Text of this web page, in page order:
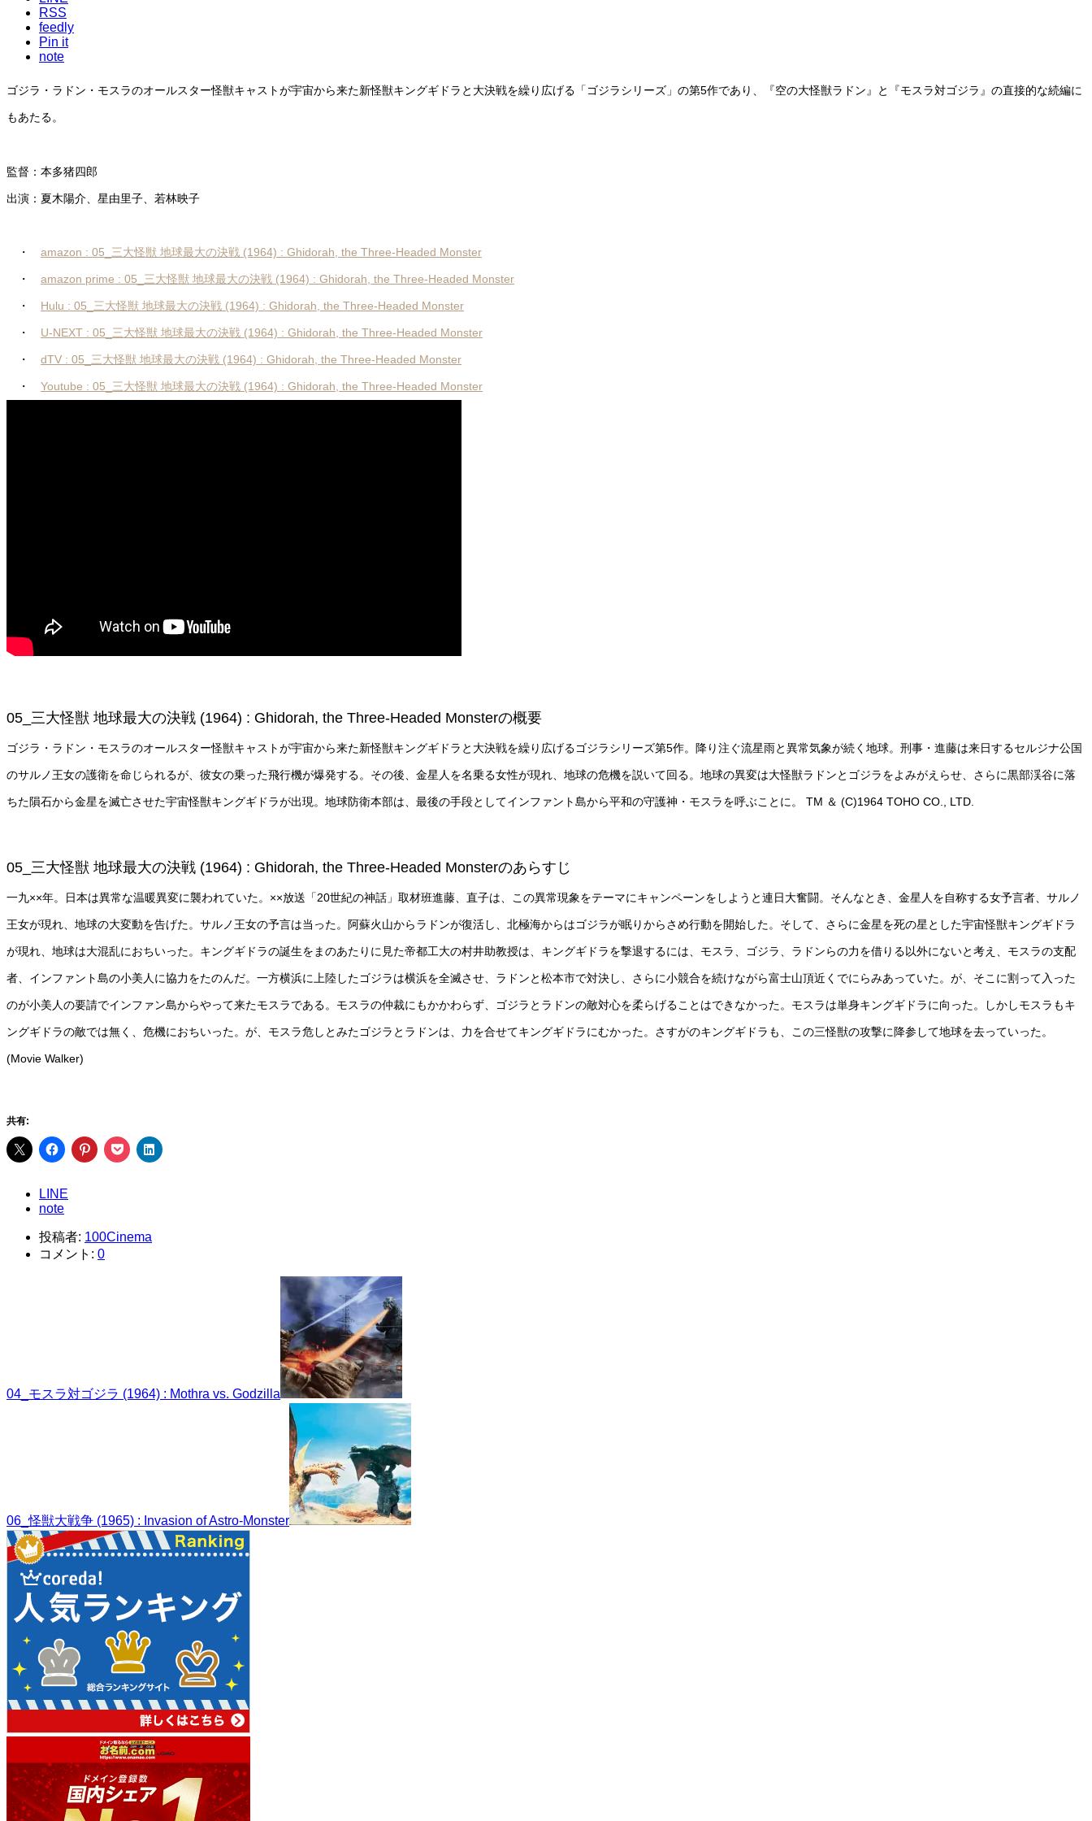
RSS
feedly
Pin it
note
ゴジラ・ラドン・モスラのオールスター怪獣キャストが宇宙から来た新怪獣キングギドラと大決戦を繰り広げる「ゴジラシリーズ」の第5作であり、『空の大怪獣ラドン』と『モスラ対ゴジラ』の直接的な続編に
もあたる。
監督：本多猪四郎
出演：夏木陽介、星由里子、若林映子
・ amazon : 05_三大怪獣 地球最大の決戦 (1964) : Ghidorah, the Three-Headed Monster
・ amazon prime : 05_三大怪獣 地球最大の決戦 (1964) : Ghidorah, the Three-Headed Monster
・ Hulu : 05_三大怪獣 地球最大の決戦 (1964) : Ghidorah, the Three-Headed Monster
・ U-NEXT : 05_三大怪獣 地球最大の決戦 (1964) : Ghidorah, the Three-Headed Monster
・ dTV : 05_三大怪獣 地球最大の決戦 (1964) : Ghidorah, the Three-Headed Monster
・ Youtube : 05_三大怪獣 地球最大の決戦 (1964) : Ghidorah, the Three-Headed Monster
05_三大怪獣 地球最大の決戦 (1964) : Ghidorah, the Three-Headed Monsterの概要
ゴジラ・ラドン・モスラのオールスター怪獣キャストが宇宙から来た新怪獣キングギドラと大決戦を繰り広げるゴジラシリーズ第5作。降り注ぐ流星雨と異常気象が続く地球。刑事・進藤は来日するセルジナ公国
のサルノ王女の護衛を命じられるが、彼女の乗った飛行機が爆発する。その後、金星人を名乗る女性が現れ、地球の危機を説いて回る。地球の異変は大怪獣ラドンとゴジラをよみがえらせ、さらに黒部渓谷に落
ちた隕石から金星を滅亡させた宇宙怪獣キングギドラが出現。地球防衛本部は、最後の手段としてインファント島から平和の守護神・モスラを呼ぶことに。 TM ＆ (C)1964 TOHO CO., LTD.
05_三大怪獣 地球最大の決戦 (1964) : Ghidorah, the Three-Headed Monsterのあらすじ
一九××年。日本は異常な温暖異変に襲われていた。××放送「20世紀の神話」取材班進藤、直子は、この異常現象をテーマにキャンペーンをしようと連日大奮闘。そんなとき、金星人を自称する女予言者、サルノ
王女が現れ、地球の大変動を告げた。サルノ王女の予言は当った。阿蘇火山からラドンが復活し、北極海からはゴジラが眠りからさめ行動を開始した。そして、さらに金星を死の星とした宇宙怪獣キングギドラ
が現れ、地球は大混乱におちいった。キングギドラの誕生をまのあたりに見た帝都工大の村井助教授は、キングギドラを撃退するには、モスラ、ゴジラ、ラドンらの力を借りる以外にないと考え、モスラの支配
者、インファント島の小美人に協力をたのんだ。一方横浜に上陸したゴジラは横浜を全滅させ、ラドンと松本市で対決し、さらに小競合を続けながら富士山頂近くでにらみあっていた。が、そこに割って入った
のが小美人の要請でインファン島からやって来たモスラである。モスラの仲裁にもかかわらず、ゴジラとラドンの敵対心を柔らげることはできなかった。モスラは単身キングギドラに向った。しかしモスラもキ
ングギドラの敵では無く、危機におちいった。が、モスラ危しとみたゴジラとラドンは、力を合せてキングギドラにむかった。さすがのキングギドラも、この三怪獣の攻撃に降参して地球を去っていった。
(Movie Walker)
共有:
LINE
note
投稿者: 100Cinema
コメント: 0
04_モスラ対ゴジラ (1964) : Mothra vs. Godzilla
06_怪獣大戦争 (1965) : Invasion of Astro-Monster